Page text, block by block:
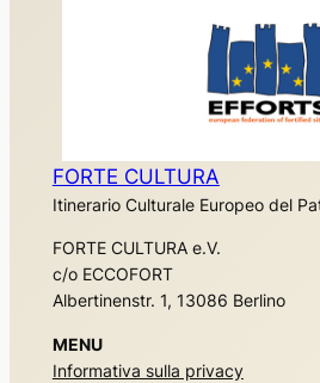
FORTE CULTURA
Itinerario Culturale Europeo del
FORTE CULTURA e.V.
c/o ECCOFORT
Albertinenstr. 1, 13086 Berlino
MENU
Informativa sulla privacy